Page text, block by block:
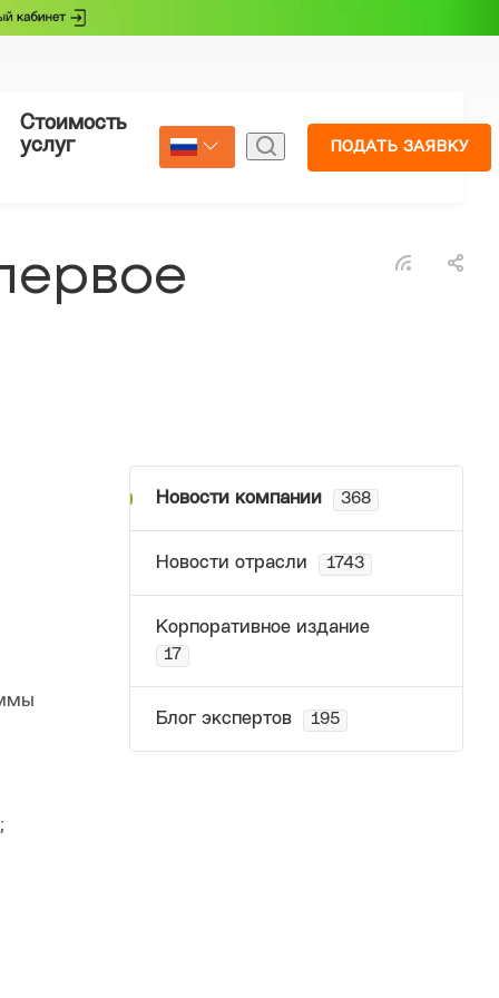
Стоимость
услуг
Страхование
Select Language
ПОДАТЬ ЗАЯВКУ
Новости компании 368
Новости отрасли 1743
Корпоративное издание
17
Блог экспертов 195